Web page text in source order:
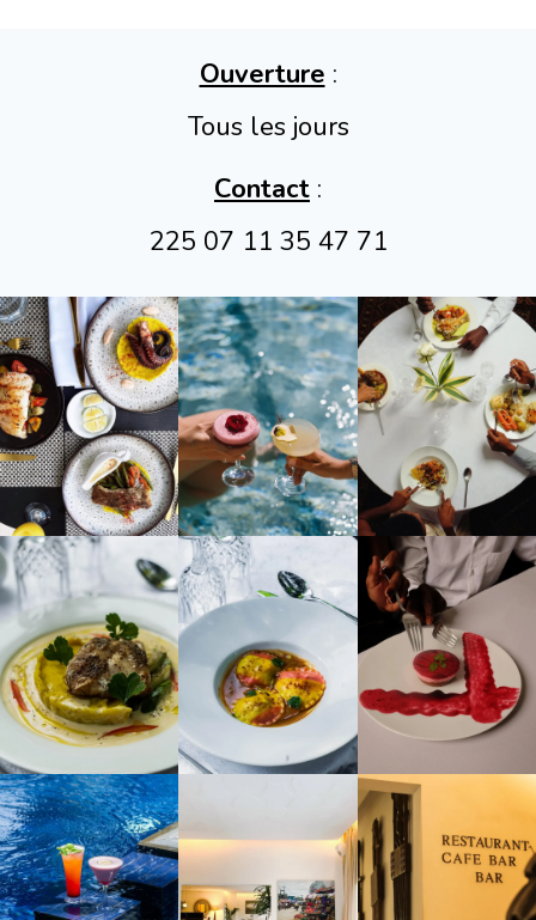
Ouverture :
Tous les jours
Contact :
225 07 11 35 47 71